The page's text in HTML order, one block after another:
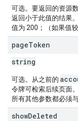
可选。要返回的资源
返回小于此值的结果
值为 200；（如果值
pageToken
string
可选。从之前的
令牌可检索后续页面
所有其他参数都必须
showDeleted